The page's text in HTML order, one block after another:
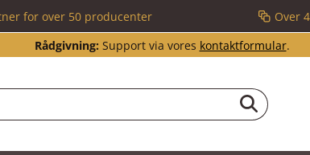
for over 50 producenter Over
Rådgivning: Support via vores kontaktformular.